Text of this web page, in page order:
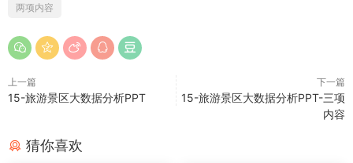
两项内容
上一篇
15-旅游景区大数据分析PPT
下一篇
15-旅游景区大数据分析PPT-三项
内容
猜你喜欢